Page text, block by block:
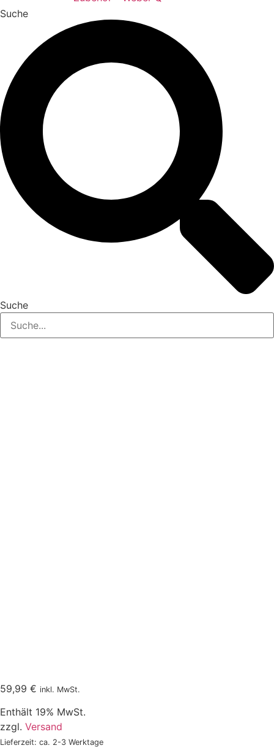
Suche
Suche
59,99 € inkl. MwSt.
Enthält 19% MwSt.
zzgl. Versand
Lieferzeit: ca. 2-3 Werktage